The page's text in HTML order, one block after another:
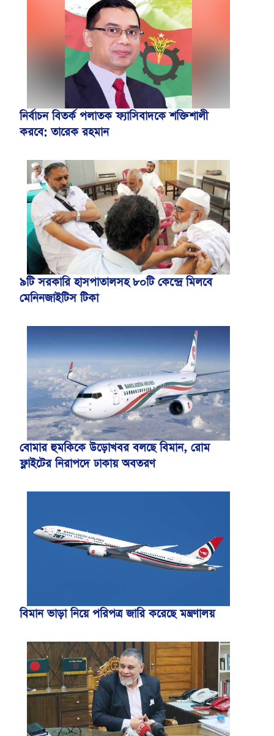
নির্বাচন বিতর্ক পলাতক ফ্যাসিবাদকে শক্তিশালী
করবে: তারেক রহমান
৯টি সরকারি হাসপাতালসহ ৮০টি কেন্দ্রে মিলবে
মেনিনজাইটিস টিকা
বোমার হুমকিকে উড়োখবর বলছে বিমান, রোম
ফ্লাইটের নিরাপদে ঢাকায় অবতরণ
বিমান ভাড়া নিয়ে পরিপত্র জারি করেছে মন্ত্রণালয়